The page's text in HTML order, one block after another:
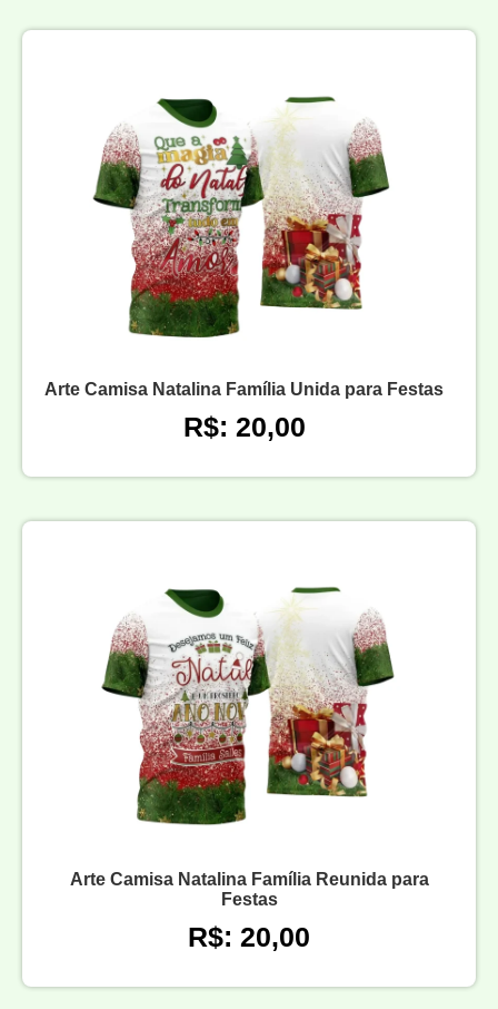
Arte Camisa Natalina Família Unida para Festas
R$: 20,00
Arte Camisa Natalina Família Reunida para
Festas
R$: 20,00